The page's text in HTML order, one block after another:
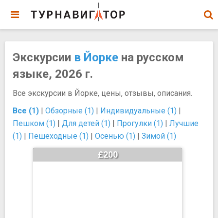
Экскурсии в Йорке на русском
языке, 2026 г.
Все экскурсии в Йорке, цены, отзывы, описания.
Все (1) | Обзорные (1) | Индивидуальные (1) |
Пешком (1) | Для детей (1) | Прогулки (1) | Лучшие
(1) | Пешеходные (1) | Осенью (1) | Зимой (1)
£200